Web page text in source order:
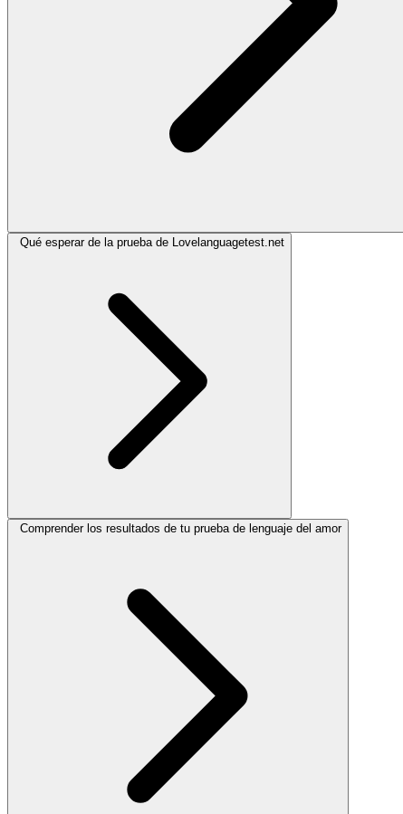
Qué esperar de la prueba de Lovelanguagetest.net
Comprender los resultados de tu prueba de lenguaje del amor